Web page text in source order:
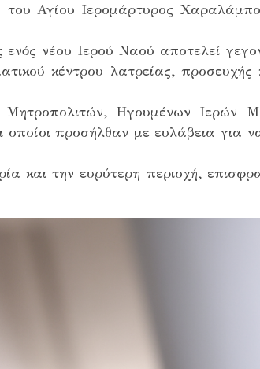
του Αγίου Ιερομάρτυρος
νέου Ιερού Ναού αποτελεί
κέντρου λατρείας, προσευχής
Ηγουμένων Ιερών
προσήλθαν με ευλάβεια για
και την ευρύτερη περιοχή,